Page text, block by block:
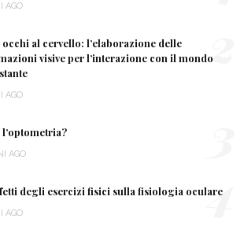
AGO
al cervello: l’elaborazione delle
visive per l’interazione con il mondo
AGO
2
l’optometria?
AGO
degli esercizi fisici sulla fisiologia oculare
AGO 4